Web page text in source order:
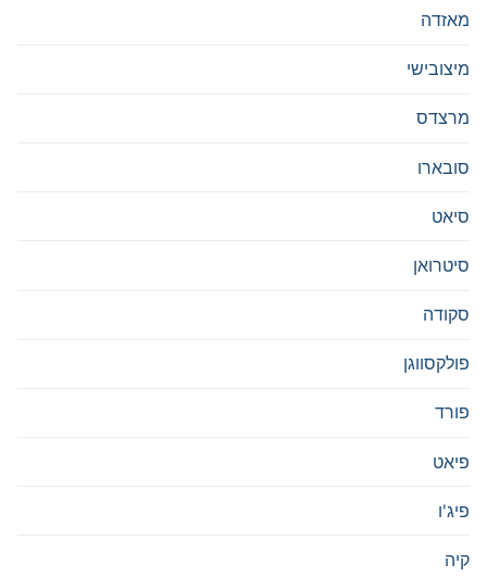
מאזדה
מיצובישי
מרצדס
סובארו
סיאט
סיטרואן
סקודה
פולקסווגן
פורד
פיאט
פיג'ו
קיה